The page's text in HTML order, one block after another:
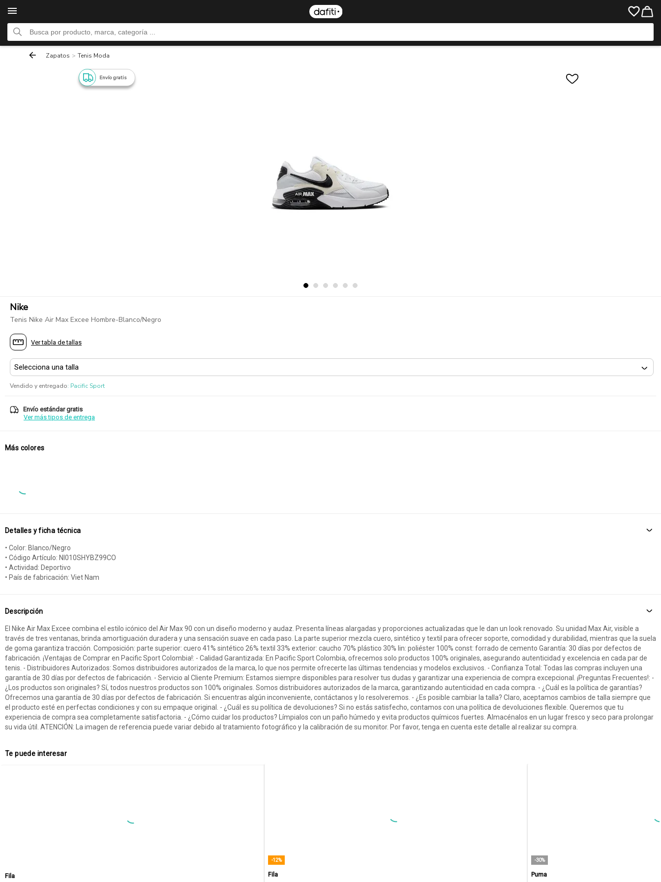
Zapatos > Tenis Moda
Envío gratis
Nike
Tenis Nike Air Max Excee Hombre-Blanco/Negro
Ver tabla de tallas
Vendido y entregado: Pacific Sport
Envío estándar gratis
Ver más tipos de entrega
Más colores
Detalles y ficha técnica
• Color: Blanco/Negro
• Código Artículo: NI010SHYBZ99CO
• Actividad: Deportivo
• País de fabricación: Viet Nam
Descripción
El Nike Air Max Excee combina el estilo icónico del Air Max 90 con un diseño moderno y audaz. Presenta líneas alargadas y proporciones actualizadas que le dan un look renovado. Su unidad Max Air, visible a
través de tres ventanas, brinda amortiguación duradera y una sensación suave en cada paso. La parte superior mezcla cuero, sintético y textil para ofrecer soporte, comodidad y durabilidad, mientras que la suela
de goma garantiza tracción. Composición: parte superior: cuero 41% sintético 26% textil 33% exterior: caucho 70% plástico 30% lin: poliéster 100% const: forrado de cemento Garantía: 30 días por defectos de
fabricación. ¡Ventajas de Comprar en Pacific Sport Colombia!: - Calidad Garantizada: En Pacific Sport Colombia, ofrecemos solo productos 100% originales, asegurando autenticidad y excelencia en cada par de
tenis. - Distribuidores Autorizados: Somos distribuidores autorizados de la marca, lo que nos permite ofrecerte las últimas tendencias y modelos exclusivos. - Confianza Total: Todas las compras incluyen una
garantía de 30 días por defectos de fabricación. - Servicio al Cliente Premium: Estamos siempre disponibles para resolver tus dudas y garantizar una experiencia de compra excepcional. ¡Preguntas Frecuentes!: -
¿Los productos son originales? Sí, todos nuestros productos son 100% originales. Somos distribuidores autorizados de la marca, garantizando autenticidad en cada compra. - ¿Cuál es la política de garantías?
Ofrecemos una garantía de 30 días por defectos de fabricación. Si encuentras algún inconveniente, contáctanos y lo resolveremos. - ¿Es posible cambiar la talla? Claro, aceptamos cambios de talla siempre que
el producto esté en perfectas condiciones y con su empaque original. - ¿Cuál es su política de devoluciones? Si no estás satisfecho, contamos con una política de devoluciones flexible. Queremos que tu
experiencia de compra sea completamente satisfactoria. - ¿Cómo cuidar los productos? Límpialos con un paño húmedo y evita productos químicos fuertes. Almacénalos en un lugar fresco y seco para prolongar
su vida útil. ATENCIÓN: La imagen de referencia puede variar debido al tratamiento fotográfico y la calibración de su monitor. Por favor, tenga en cuenta este detalle al realizar su compra.
Te puede interesar
Fila
-12%
Fila
-30%
Puma